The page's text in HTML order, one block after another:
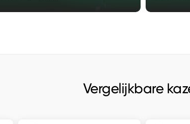
Vergelijkbare